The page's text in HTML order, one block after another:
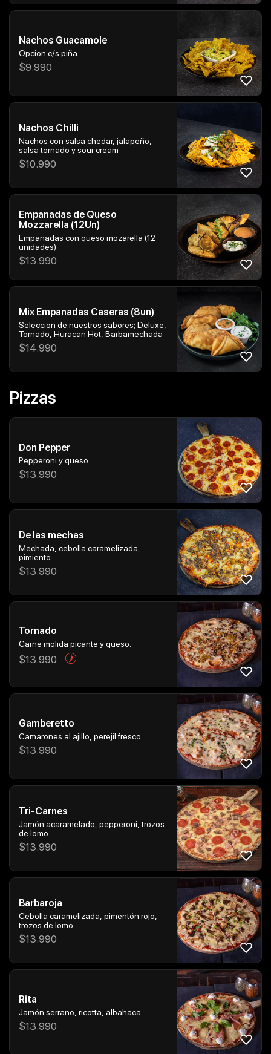
Nachos Guacamole
Opcion c/s piña
$9.990
Nachos Chilli
Nachos con salsa chedar, jalapeño,
salsa tornado y sour cream
$10.990
Empanadas de Queso
Mozzarella (12Un)
Empanadas con queso mozarella (12
unidades)
$13.990
Mix Empanadas Caseras (8un)
Seleccion de nuestros sabores; Deluxe,
Tornado, Huracan Hot, Barbamechada
$14.990
Pizzas
Don Pepper
Pepperoni y queso.
$13.990
De las mechas
Mechada, cebolla caramelizada,
pimiento.
$13.990
Tornado
Carne molida picante y queso.
$13.990
Gamberetto
Camarones al ajillo, perejil fresco
$13.990
Tri-Carnes
Jamón acaramelado, pepperoni, trozos
de lomo
$13.990
Barbaroja
Cebolla caramelizada, pimentón rojo,
trozos de lomo.
$13.990
Rita
Jamón serrano, ricotta, albahaca.
$13.990